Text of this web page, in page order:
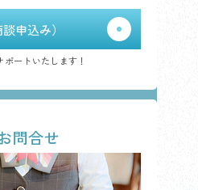
申込み）
ートいたします！
問合せ